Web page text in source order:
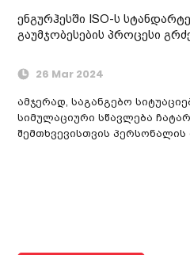
ენგურჰესში ISO-ს
გაუმჯობესების პროცესი
26 Mar 2024
ამჯერად, საგანგებო
სიმულაციური სწავლება
შემთხვევისთვის პერსონალის